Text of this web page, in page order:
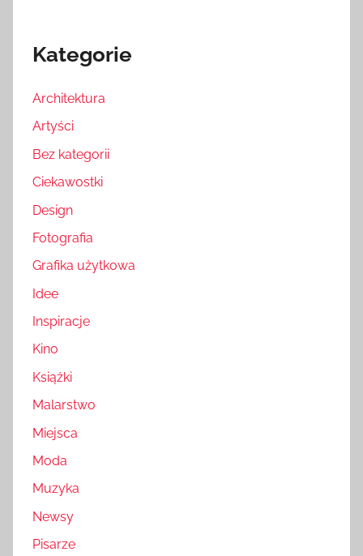
Kategorie
Architektura
Artyści
Bez kategorii
Ciekawostki
Design
Fotografia
Grafika użytkowa
Idee
Inspiracje
Kino
Książki
Malarstwo
Miejsca
Moda
Muzyka
Newsy
Pisarze